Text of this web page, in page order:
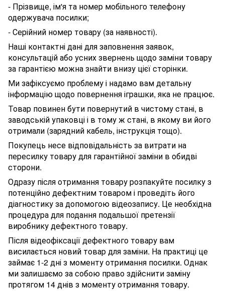
- Прізвище, ім'я та номер мобільного телефону
одержувача посилки;
- Серійний номер товару (за наявності).
Наші контактні дані для заповнення заявок,
консультацій або усних звернень щодо заміни товару
за гарантією можна знайти внизу цієї сторінки.
Ми зафіксуємо проблему і надамо вам детальну
інформацію щодо повернення іграшки, яка не працює.
Товар повинен бути повернутий в чистому стані, в
заводській упаковці і в тому ж стані, в якому ви його
отримали (зарядний кабель, інструкція тощо).
Покупець несе відповідальність за витрати на
пересилку товару для гарантійної заміни в обидві
сторони.
Одразу після отримання товару розпакуйте посилку з
потенційно дефектним товаром і проведіть його
діагностику за допомогою відеозапису. Це необхідна
процедура для подання подальшої претензії
виробнику дефектного товару.
Після відеофіксації дефектного товару вам
висилається новий товар для заміни. На практиці це
займає 1-2 дні з моменту отримання посилки. Однак
ми залишаємо за собою право здійснити заміну
протягом 14 днів з моменту отримання товару.